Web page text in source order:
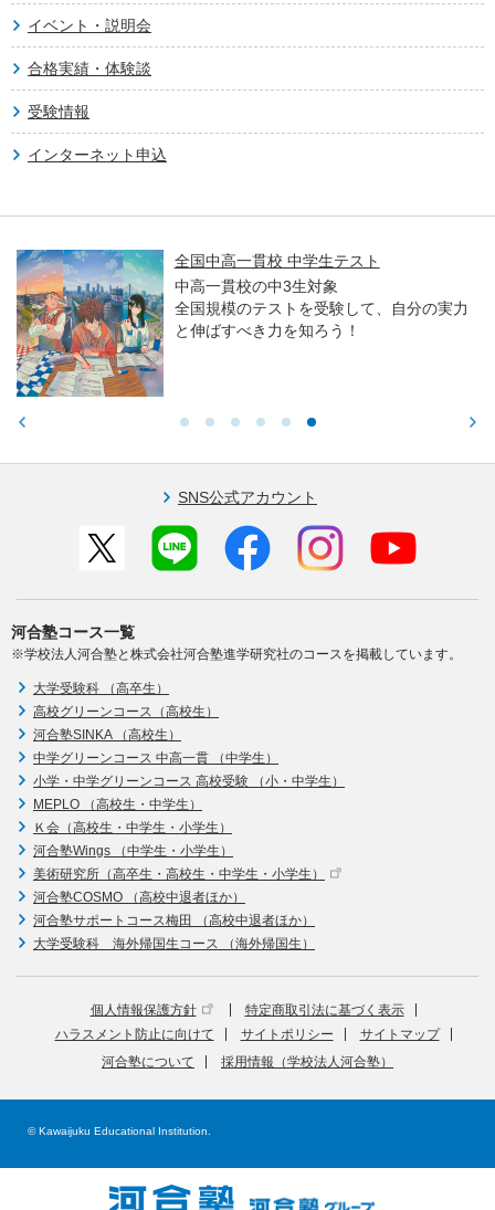
イベント・説明会
合格実績・体験談
受験情報
インターネット申込
全国中高一貫校 中学生テスト
中高一貫校の中3生対象
全国規模のテストを受験して、自分の実力
と伸ばすべき力を知ろう！
SNS公式アカウント
河合塾コース一覧
※学校法人河合塾と株式会社河合塾進学研究社のコースを掲載しています。
大学受験科 （高卒生）
高校グリーンコース（高校生）
河合塾SINKA （高校生）
中学グリーンコース 中高一貫 （中学生）
小学・中学グリーンコース 高校受験 （小・中学生）
MEPLO （高校生・中学生）
Ｋ会（高校生・中学生・小学生）
河合塾Wings （中学生・小学生）
美術研究所（高卒生・高校生・中学生・小学生）
河合塾COSMO （高校中退者ほか）
河合塾サポートコース梅田 （高校中退者ほか）
大学受験科 海外帰国生コース （海外帰国生）
個人情報保護方針
特定商取引法に基づく表示
ハラスメント防止に向けて
サイトポリシー
サイトマップ
河合塾について
採用情報（学校法人河合塾）
© Kawaijuku Educational Institution.